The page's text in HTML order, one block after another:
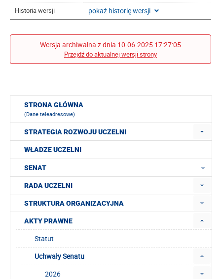
Historia wersji pokaż historię wersji
Wersja archiwalna z dnia 10-06-2025 17:27:05
Przejdź do aktualnej wersji strony
STRONA GŁÓWNA
(Dane teleadresowe)
STRATEGIA ROZWOJU UCZELNI
WŁADZE UCZELNI
SENAT
RADA UCZELNI
STRUKTURA ORGANIZACYJNA
AKTY PRAWNE
Statut
Uchwały Senatu
2026